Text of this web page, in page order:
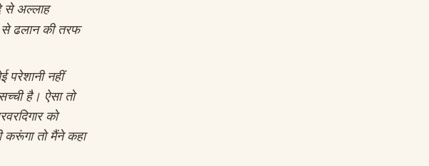
से अल्लाह
ढलान की तरफ
नहीं
है। ऐसा तो
को
करूंगा तो मैंने कहा